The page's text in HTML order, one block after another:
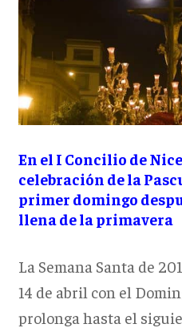
En el I Concilio de
celebración de la
primer domingo
llena de la primavera
La Semana Santa de
14 de abril con el
prolonga hasta el